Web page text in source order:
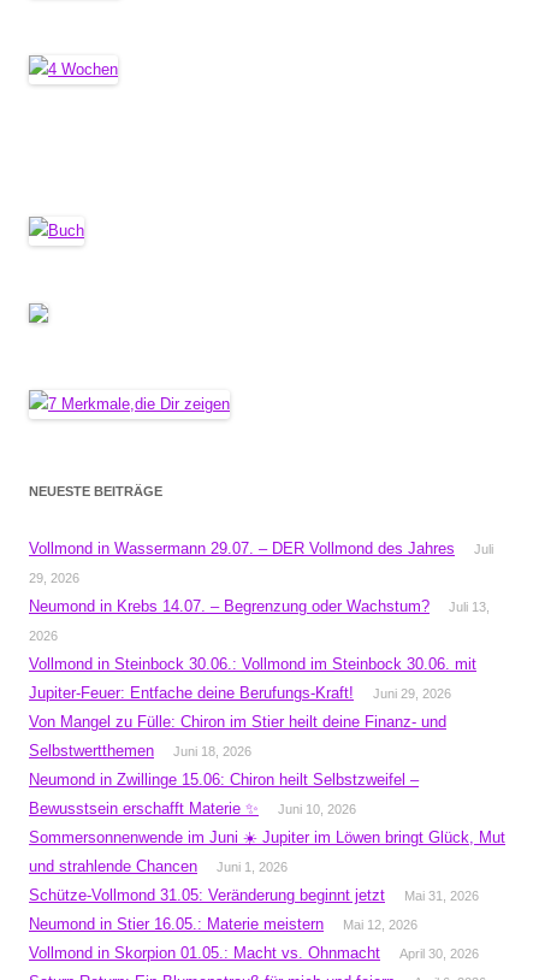
NEUESTE BEITRÄGE
Vollmond in Wassermann 29.07. – DER Vollmond des Jahres
Juli
29, 2026
Neumond in Krebs 14.07. – Begrenzung oder Wachstum?
Juli 13,
2026
Vollmond in Steinbock 30.06.: Vollmond im Steinbock 30.06. mit
Jupiter-Feuer: Entfache deine Berufungs-Kraft!
Juni 29, 2026
Von Mangel zu Fülle: Chiron im Stier heilt deine Finanz- und
Selbstwertthemen
Juni 18, 2026
Neumond in Zwillinge 15.06: Chiron heilt Selbstzweifel –
Bewusstsein erschafft Materie ✨
Juni 10, 2026
Sommersonnenwende im Juni ☀️ Jupiter im Löwen bringt Glück, Mut
und strahlende Chancen
Juni 1, 2026
Schütze-Vollmond 31.05: Veränderung beginnt jetzt Mai 31, 2026
Neumond in Stier 16.05.: Materie meistern Mai 12, 2026
Vollmond in Skorpion 01.05.: Macht vs. Ohnmacht April 30, 2026